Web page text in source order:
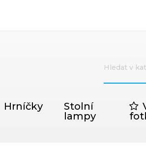
Hrníčky
Stolní
lampy